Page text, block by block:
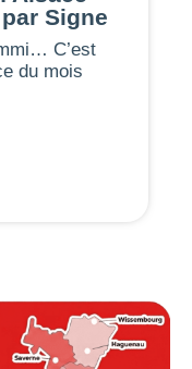
Signe
C’est
du mois